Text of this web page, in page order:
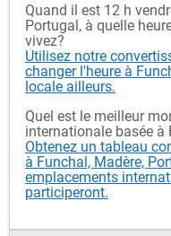
Quand il est 12 h
Portugal, à quelle
vivez?
Utilisez notre
changer l'heure à
locale ailleurs.
Quel est le meilleur
internationale basée à
Obtenez un tableau
à Funchal, Madère,
emplacements
participeront.